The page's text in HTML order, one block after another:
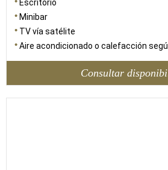
Escritorio
Minibar
TV vía satélite
Aire acondicionado o calefacción
Consultar